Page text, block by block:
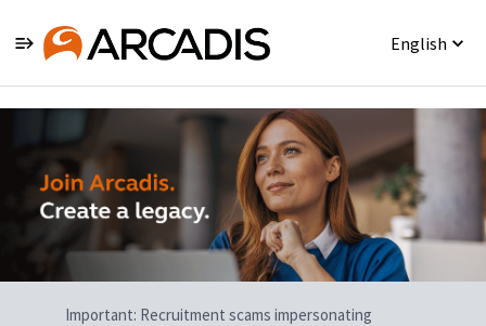
English
Single
Position
Important: Recruitment scams impersonating